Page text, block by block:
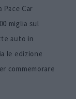
Pace Car
miglia sul
auto in
le edizione
commemorare